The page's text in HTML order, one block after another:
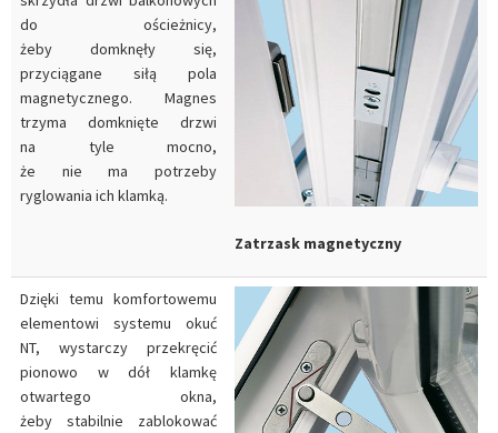
do ościeżnicy,
żeby domknęły się,
przyciągane siłą pola
magnetycznego. Magnes
trzyma domknięte drzwi
na tyle mocno,
że nie ma potrzeby
ryglowania ich klamką.
Zatrzask magnetyczny
Dzięki temu komfortowemu
elementowi systemu okuć
NT, wystarczy przekręcić
pionowo w dół klamkę
otwartego okna,
żeby stabilnie zablokować